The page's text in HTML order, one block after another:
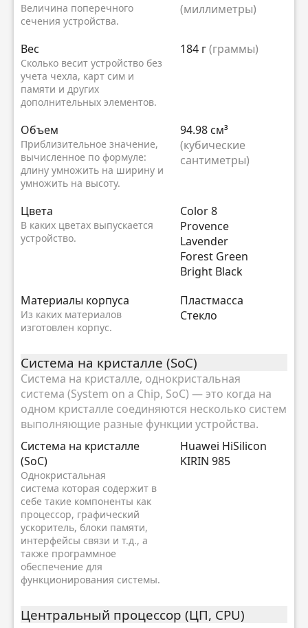
Величина поперечного
сечения устройства.
(миллиметры)
Вес
Сколько весит устройство без
учета чехла, карт сим и
памяти и других
дополнительных элементов.
184 г(граммы)
Объем
Приблизительное значение,
вычисленное по формуле:
длину умножить на ширину и
умножить на высоту.
94.98 см³
(кубические
сантиметры)
Цвета
В каких цветах выпускается
устройство.
Color 8
Provence
Lavender
Forest Green
Bright Black
Материалы корпуса
Из каких материалов
изготовлен корпус.
Пластмасса
Стекло
Система на кристалле (SoC)
Система на кристалле, однокристальная
система (System on a Chip, SoC) — это когда на
одном кристалле соединяются несколько систем
выполняющие разные функции устройства.
Система на кристалле
(SoC)
Однокристальная
система которая содержит в
себе такие компоненты как
процессор, графический
ускоритель, блоки памяти,
интерфейсы связи и т.д., а
также программное
обеспечение для
функционирования системы.
Huawei HiSilicon
KIRIN 985
Центральный процессор (ЦП, CPU)